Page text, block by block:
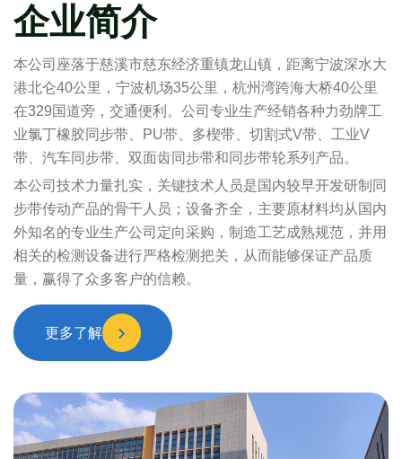
企业简介
本公司座落于慈溪市慈东经济重镇龙山镇，距离宁波深水大
港北仑40公里，宁波机场35公里，杭州湾跨海大桥40公里
在329国道旁，交通便利。公司专业生产经销各种力劲牌工
业氯丁橡胶同步带、PU带、多楔带、切割式V带、工业V
带、汽车同步带、双面齿同步带和同步带轮系列产品。
本公司技术力量扎实，关键技术人员是国内较早开发研制同
步带传动产品的骨干人员；设备齐全，主要原材料均从国内
外知名的专业生产公司定向采购，制造工艺成熟规范，并用
相关的检测设备进行严格检测把关，从而能够保证产品质
量，赢得了众多客户的信赖。
更多了解